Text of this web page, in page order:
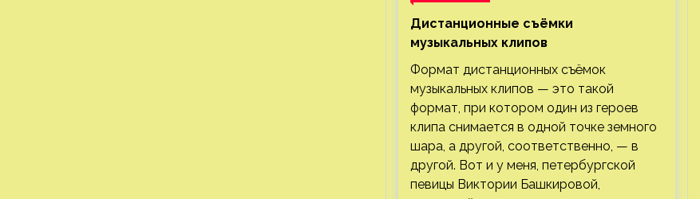
Дистанционные съёмки
музыкальных клипов⁠⁠
Формат дистанционных съёмок
музыкальных клипов — это такой
формат, при котором один из героев
клипа снимается в одной точке земного
шара, а другой, соответственно, — в
другой. Вот и у меня, петербургской
певицы Виктории Башкировой,